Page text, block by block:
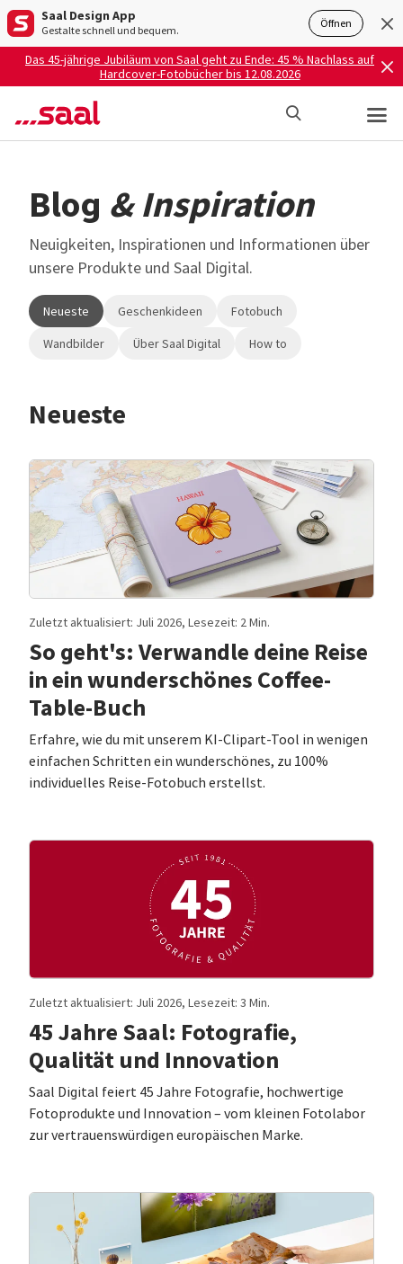
Saal Design App
Gestalte schnell und bequem. Öffnen
Das 45-jährige Jubiläum von Saal geht zu Ende: 45 % Nachlass auf
Hardcover-Fotobücher bis 12.08.2026
Blog & Inspiration
Neuigkeiten, Inspirationen und Informationen über
unsere Produkte und Saal Digital.
Neueste Geschenkideen
Fotobuch
Wandbilder
Über Saal Digital How to
Neueste
Zuletzt aktualisiert: Juli 2026, Lesezeit: 2 Min.
So geht's: Verwandle deine Reise
in ein wunderschönes Coffee-
Table-Buch
Erfahre, wie du mit unserem KI-Clipart-Tool in wenigen
einfachen Schritten ein wunderschönes, zu 100%
individuelles Reise-Fotobuch erstellst.
Zuletzt aktualisiert: Juli 2026, Lesezeit: 3 Min.
45 Jahre Saal: Fotografie,
Qualität und Innovation
Saal Digital feiert 45 Jahre Fotografie, hochwertige
Fotoprodukte und Innovation – vom kleinen Fotolabor
zur vertrauenswürdigen europäischen Marke.